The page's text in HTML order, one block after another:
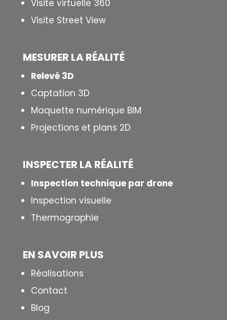
Visite virtuelle 360
Visite Street View
MESURER LARÉALITÉ
Relevé 3D
Captation 3D
Maquette numérique BIM
Projections et plans 2D
INSPECTER LA RÉALITÉ
Inspection technique par drone
Inspection visuelle
Thermographie
EN SAVOIR PLUS
Réalisations
Contact
Blog